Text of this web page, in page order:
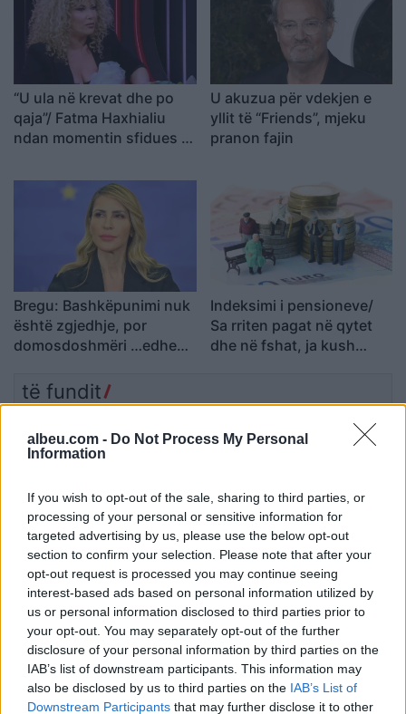
albeu.com - Do Not Process My Personal
Information
If you wish to opt-out of the sale, sharing to third parties, or
processing of your personal or sensitive information for
targeted advertising by us, please use the below opt-out
section to confirm your selection. Please note that after your
opt-out request is processed you may continue seeing
interest-based ads based on personal information utilized by
us or personal information disclosed to third parties prior to
your opt-out. You may separately opt-out of the further
disclosure of your personal information by third parties on the
IAB’s list of downstream participants. This information may
also be disclosed by us to third parties on the IAB’s List of
Downstream Participants that may further disclose it to other
“U ula në krevat dhe po
qaja”/ Fatma Haxhialiu
ndan momentin sfidues të
U akuzua për vdekjen e
yllit të “Friends”, mjeku
pranon fajin
Bregu: Bashkëpunimi nuk
është zgjedhje, por
domosdoshmëri …edhe
Indeksimi i pensioneve/
Sa rriten pagat në qytet
dhe në fshat, ja kush
të fundit
Aksident fatal në Gjermani,
humbin jetën tre mërgimtarë
UBTech nxjerr robotët
humanoidë me pamje njerëzore
për shoqëri afatgjatë
Smart #2 sjell sërish makinën e
vogël urbane elektrike me dy
vende